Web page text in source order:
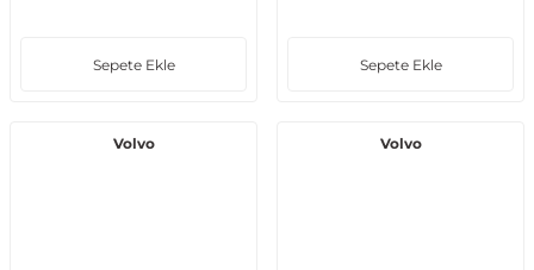
Sepete Ekle Sepete Ekle
Volvo Volvo